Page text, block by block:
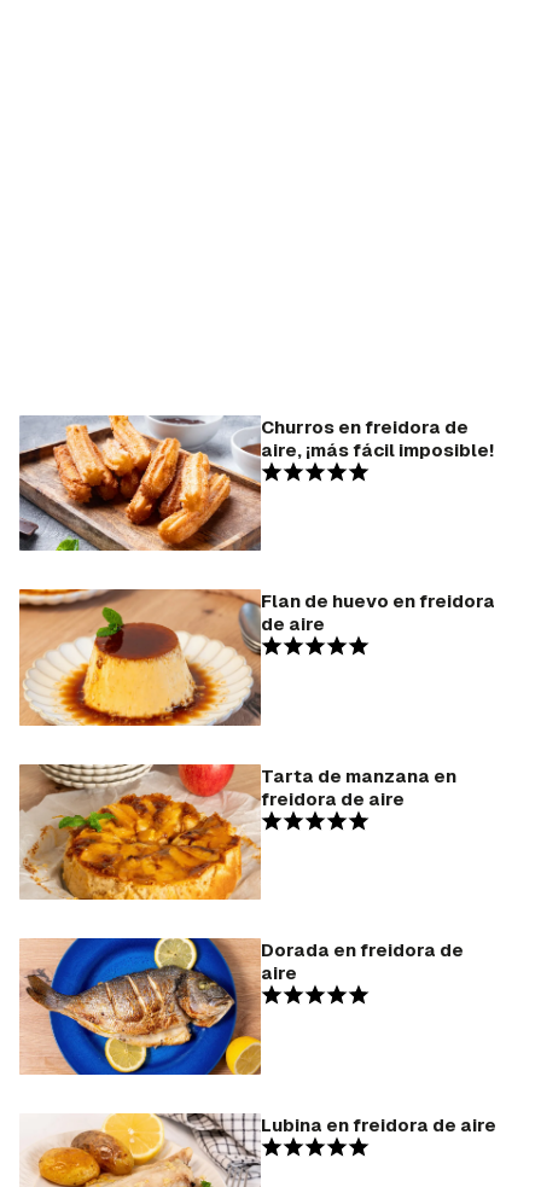
Churros en freidora de
aire, ¡más fácil imposible!
Flan de huevo en freidora
de aire
Tarta de manzana en
freidora de aire
Dorada en freidora de
aire
Lubina en freidora de aire